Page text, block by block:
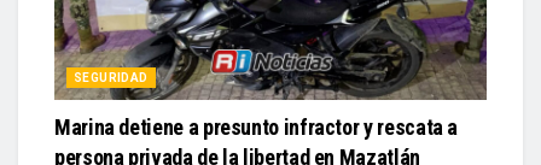
SEGURIDAD
Marina detiene a presunto infractor y rescata a
persona privada de la libertad en Mazatlán